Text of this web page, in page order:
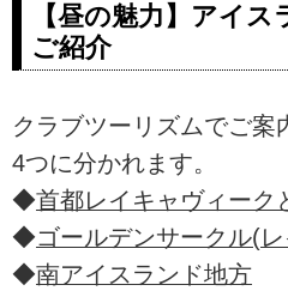
【昼の魅力】アイ
ご紹介
クラブツーリズムでご案
4つに分かれます。
◆首都レイキャヴィーク
◆ゴールデンサークル(
◆南アイスランド地方